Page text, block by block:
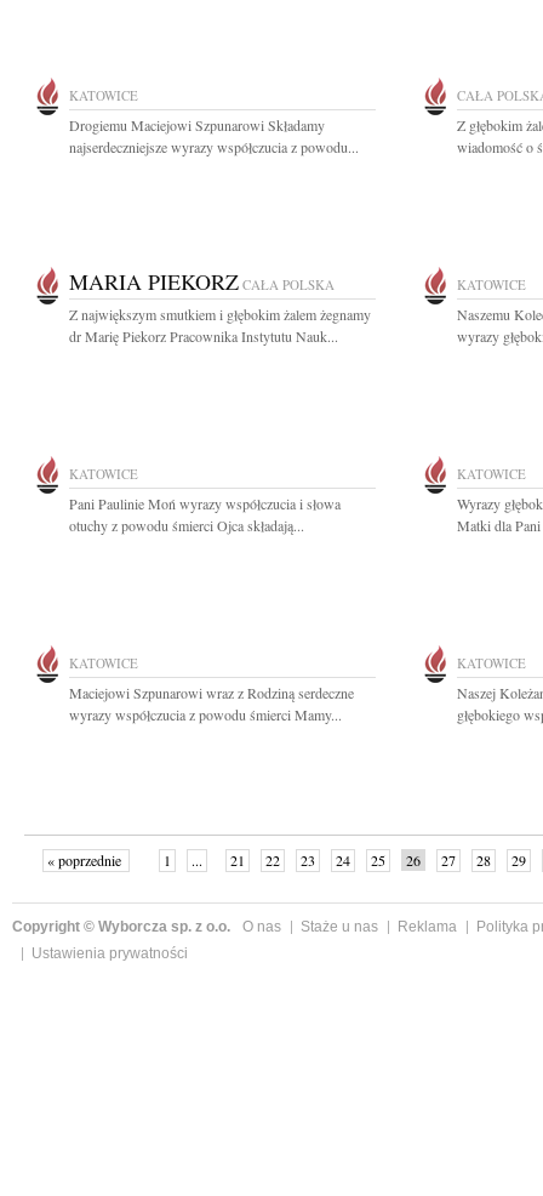
KATOWICE
Drogiemu Maciejowi Szpunarowi Składamy
najserdeczniejsze wyrazy współczucia z powodu...
CAŁA
Z głębokim
wiadomość o
MARIA PIEKORZ CAŁA POLSKA
Z największym smutkiem i głębokim żalem żegnamy
dr Marię Piekorz Pracownika Instytutu Nauk...
KATOWICE
Naszemu
wyrazy
KATOWICE
Pani Paulinie Moń wyrazy współczucia i słowa
otuchy z powodu śmierci Ojca składają...
KATOWICE
Wyrazy
Matki dla
KATOWICE
Maciejowi Szpunarowi wraz z Rodziną serdeczne
wyrazy współczucia z powodu śmierci Mamy...
KATOWICE
Naszej
głębokiego
« poprzednie 1 ... 21 22 23 24 25 26 27 28
29
Copyright © Wyborcza sp. z o.o. O nas Staże u nas Reklama
Polityka
Ustawienia prywatności